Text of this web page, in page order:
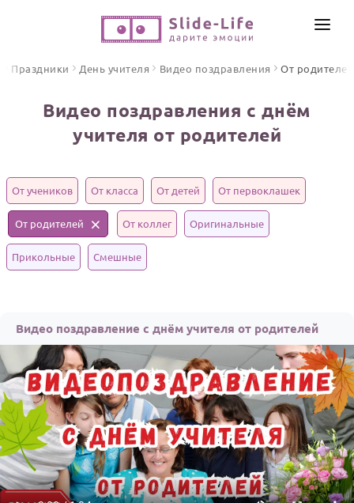
ПО ФОРМАТУ
Песни поздравления
Открытки
Стихи и тексты
Юбилей
Свадьба
Годовщина свадьбы
Календарь праздников
КОМУ
Женщине
Мужчине
ИНСТРУМЕНТЫ
ЦЕНЫ
ОТЗЫВЫ
Праздники День учителя Видео поздравления От родителей
Видео поздравления с днём
учителя от родителей
От учеников От класса От детей От первоклашек
От родителей От коллег Оригинальные
Прикольные Смешные
Видео поздравление с днём учителя от родителей